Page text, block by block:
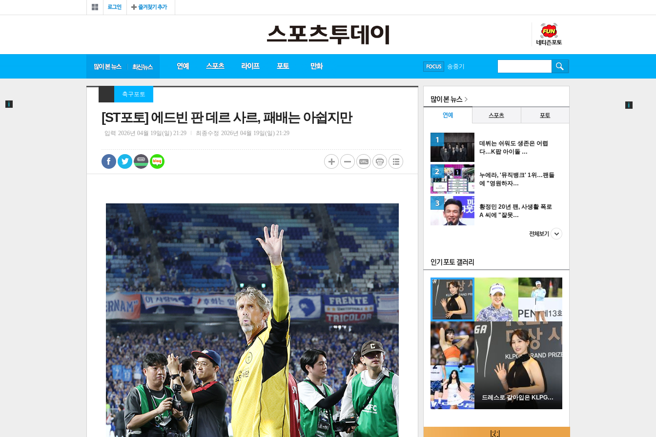
로그 즐겨찾기
많이 본 뉴스 최신 뉴스 연예 스포츠 라이프 포토
만화
FOCUS
방탄소년단
손흥민
유아인
축구포토
[ST포토] 에드빈 판 데르 사르, 패배는 아쉽지만
입력 2026년 04월 19일(일) 21:29 최종수정 2026년 04월 19일(일) 21:29
페이 트위 밴드 네이
댓글
0
텍스 텍스 url 복 인쇄 목록
많이 본 뉴스
연예
스포츠 포토
데뷔는 쉬워도 생존은 어렵
다…K팝 아이돌 …
2
누에라, '뮤직뱅크' 1위…팬들
에 "영원하자…
황정민 20년 팬, 사생활 폭로
A 씨에 "잘못…
드레스로 갈아입은 KLPGA …